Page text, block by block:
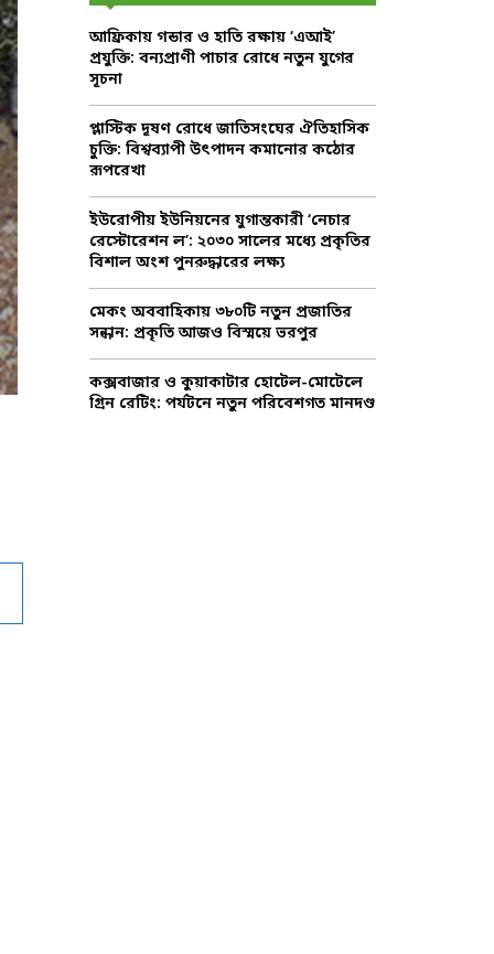
o
r
:
R
C
H
আফ্রিকায় গন্ডার ও হাতি রক্ষায় ‘এআই’
প্রযুক্তি: বন্যপ্রাণী পাচার রোধে নতুন যুগের
সূচনা
প্লাস্টিক দূষণ রোধে জাতিসংঘের ঐতিহাসিক
চুক্তি: বিশ্বব্যাপী উৎপাদন কমানোর কঠোর
রূপরেখা
ইউরোপীয় ইউনিয়নের যুগান্তকারী ‘নেচার
রেস্টোরেশন ল’: ২০৩০ সালের মধ্যে প্রকৃতির
বিশাল অংশ পুনরুদ্ধারের লক্ষ্য
মেকং অববাহিকায় ৩৮০টি নতুন প্রজাতির
সন্ধান: প্রকৃতি আজও বিস্ময়ে ভরপুর
কক্সবাজার ও কুয়াকাটার হোটেল-মোটেলে
গ্রিন রেটিং: পর্যটনে নতুন পরিবেশগত মানদণ্ড